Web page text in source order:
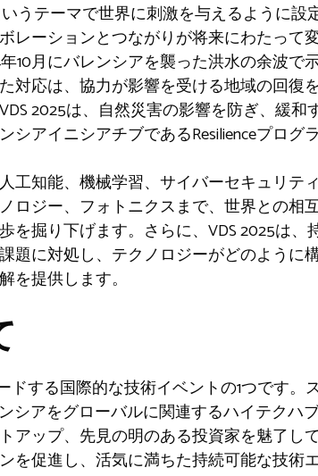
うテーマで世界に刺激を与えるように設
レーションとつながりが将来にわたって
10月にバレンシアを襲った洪水の余波で
対応は、協力が影響を受ける地域の回復
2025は、自然災害の影響を防ぎ、緩
アイニシアチブであるResilienceプログ
工知能、機械学習、サイバーセキュリテ
ロジー、フォトニクスまで、世界との相
を掘り下げます。さらに、VDS 2025は、
題に対処し、テクノロジーがどのように
を提供します。
ドする国際的な技術イベントの1つです。
シアをグローバルに関連するハイテクハ
アップ、先見の明のある投資家を魅了し
を促進し、活気に満ちた持続可能な技術